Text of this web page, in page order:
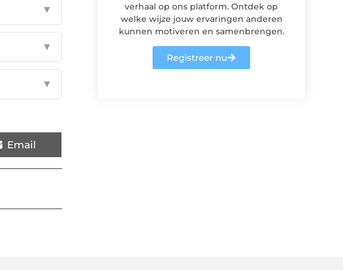
▼
▼
▼
Email
verhaal op ons platform. Ontdek op
welke wijze jouw ervaringen anderen
kunnen motiveren en samenbrengen.
Registreer nu